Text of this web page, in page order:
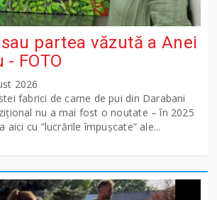
partea văzută a Anei
FOTO
2026
fabrici de carne de pui din Darabani
nu a mai fost o noutate – în 2025
aici cu ”lucrările împușcate” ale...